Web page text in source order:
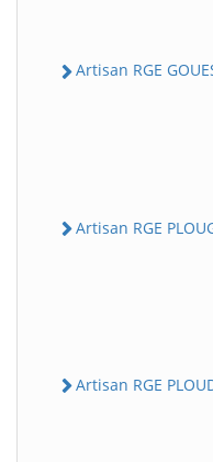
Artisan RGE
Artisan RGE
Artisan RGE